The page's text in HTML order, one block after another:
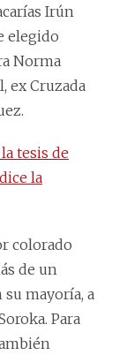
Irún
elegido
Norma
ex Cruzada
tesis de
la
colorado
de un
mayoría, a
Para